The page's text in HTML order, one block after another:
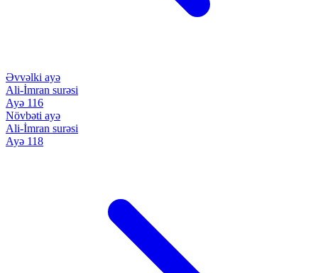
Əvvəlki ayə
Ali-İmran surəsi
Ayə 116
Növbəti ayə
Ali-İmran surəsi
Ayə 118